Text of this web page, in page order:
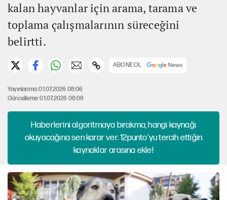
kalan hayvanlar için arama, tarama ve
toplama çalışmalarının süreceğini
belirtti.
ABONE OL
Yayınlanma: 01.07.2026 08:06
Güncelleme: 01.07.2026 08:09
Haberlerini algoritmaya bırakma, hangi kaynağı
okuyacağına sen karar ver. 12punto'yu tercih ettiğin
kaynaklar arasına ekle!